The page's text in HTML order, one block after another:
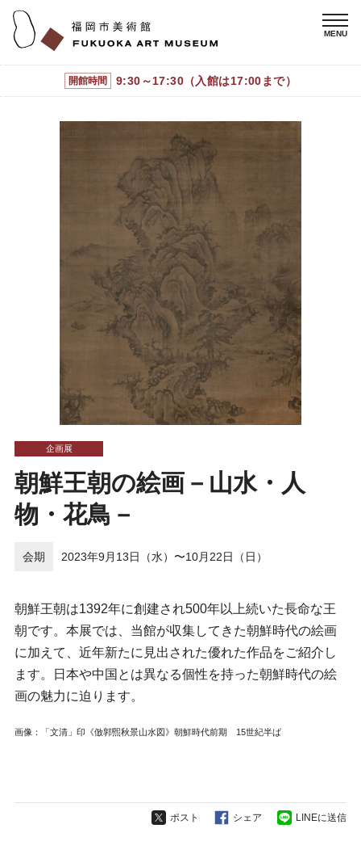
開館時間 9:30～17:30（入館は17:00まで）
企画展
朝鮮王朝の絵画－山水・人
物・花鳥－
会期 2023年9月13日（水）〜10月22日（日）
朝鮮王朝は1392年に創建され500年以上続いた長命な王
朝です。本展では、当館が収集してきた朝鮮時代の絵画
に加えて、近年新たに見出された優れた作品をご紹介し
ます。日本や中国とは異なる個性を持った朝鮮時代の絵
画の魅力に迫ります。
画像：「文清」印《倣郭煕秋景山水図》朝鮮時代前期 15世紀半ば
ポスト シェア LINEに送信